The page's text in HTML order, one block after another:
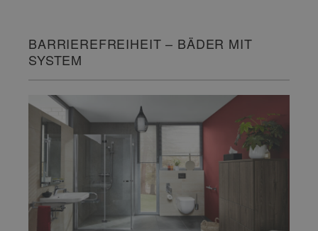
BARRIEREFREIHEIT – BÄDER MIT
SYSTEM